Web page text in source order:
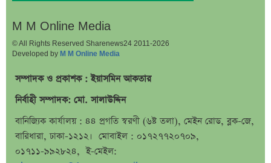
নেতার
ভাইরাল ‘৪ দিনের ছুটি’ দাবির ব্যাখ্যা দিল জনপ্রশাসন
মন্ত্রণালয়
জাতির উদ্দেশে যা বললেন ড. ইউনূস
আগামী ৪ দিনের আবহাওয়া নিয়ে বড় সতর্কবার্তা
লোকসান থেকে মুনাফায় ফিরেছে তালিকাভুক্ত একটি ব্যাংক
ধারাবাহিক লোকসানে ৫ ব্যাংক
M M Online Media
© All Rights Reserved Sharenews24 2011-2026
Developed by M M Online Media
সম্পাদক ও প্রকাশক : ইয়াসমিন আকতার
নির্বাহী সম্পাদক: মো. সালাউদ্দিন
বানিজ্যিক কার্যালয় : ৪৪ প্রগতি স্বরণী (৬ষ্ট তলা), মেইন রোড, ব্লক-জে,
বারিধারা, ঢাকা-১২১২। মোবাইল : ০১৭২৭৭২০৭০৯,
০১৭১১-৯৯২৮২৪, ই-মেইল: